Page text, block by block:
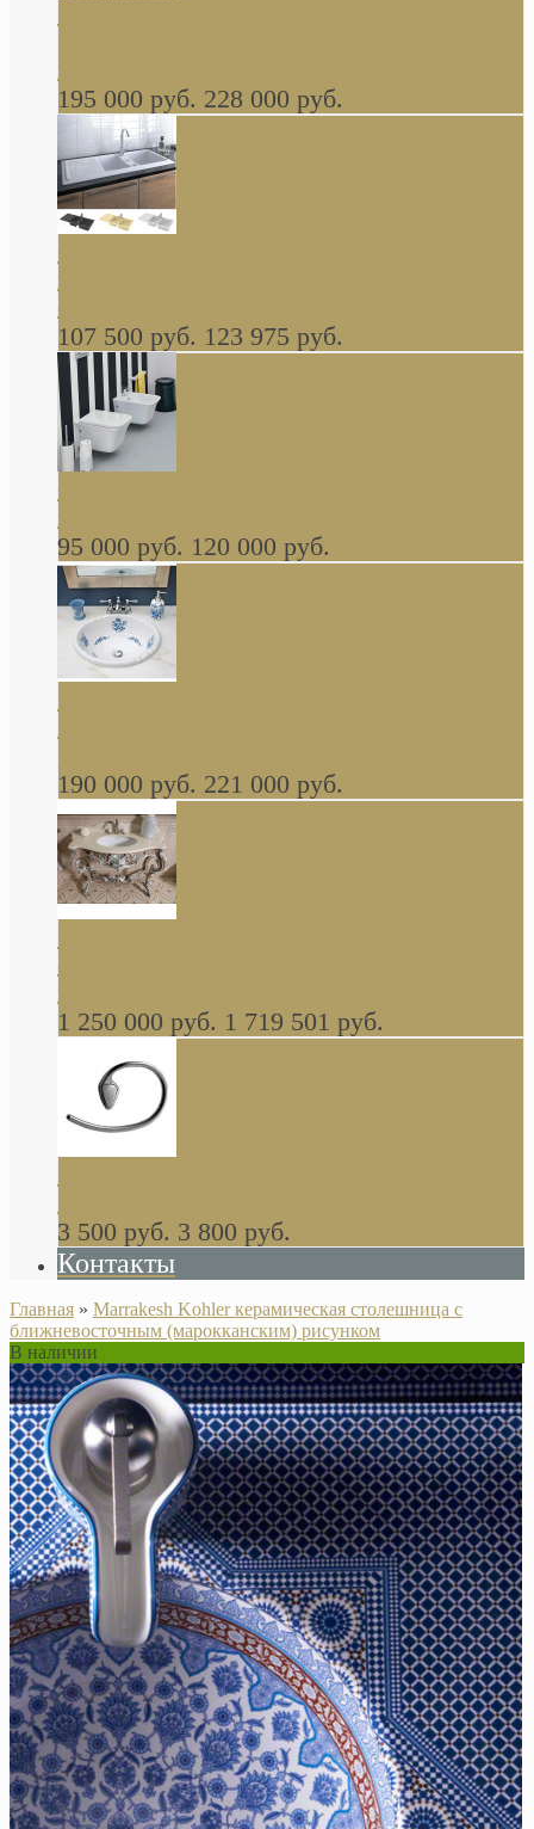
Butterfly Scarabeo КОМПЛЕКТ санфаянса
глянцевая платина В НАЛИЧИИ
195 000 руб. 228 000 руб.
керамическая мойка 1160 x 510 мм белая,
серая, черная, бежевая В НАЛИЧИИ
107 500 руб. 123 975 руб.
навесное КОМПЛЕКТ
95 000 руб. 120 000 руб.
Decorated Bathroom раковина овальная
встраиваемая для ванной с рисунком синяя
роза В НАЛИЧИИ
190 000 руб. 221 000 руб.
стиле барокко, из массива дерева, светло
коричневый матовый окрас + серебро
1 250 000 руб. 1 719 501 руб.
Khala Colombo аксессуары (серия) В
НАЛИЧИИ
3 500 руб. 3 800 руб.
Контакты
Главная » Marrakesh Kohler керамическая столешница с
ближневосточным (марокканским) рисунком
В наличии